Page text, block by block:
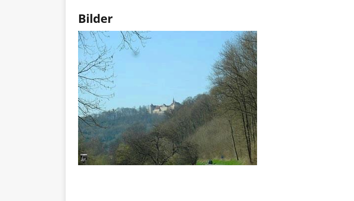
Bilder